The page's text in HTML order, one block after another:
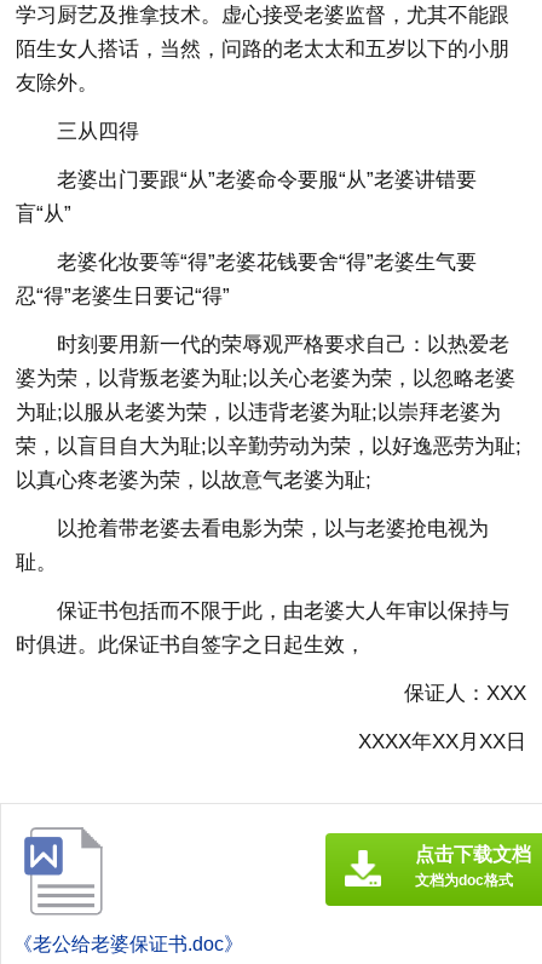
学习厨艺及推拿技术。虚心接受老婆监督，尤其不能跟
陌生女人搭话，当然，问路的老太太和五岁以下的小朋
友除外。
三从四得
老婆出门要跟“从”老婆命令要服“从”老婆讲错要
盲“从”
老婆化妆要等“得”老婆花钱要舍“得”老婆生气要
忍“得”老婆生日要记“得”
时刻要用新一代的荣辱观严格要求自己：以热爱老
婆为荣，以背叛老婆为耻;以关心老婆为荣，以忽略老婆
为耻;以服从老婆为荣，以违背老婆为耻;以崇拜老婆为
荣，以盲目自大为耻;以辛勤劳动为荣，以好逸恶劳为耻;
以真心疼老婆为荣，以故意气老婆为耻;
以抢着带老婆去看电影为荣，以与老婆抢电视为
耻。
保证书包括而不限于此，由老婆大人年审以保持与
时俱进。此保证书自签字之日起生效，
保证人：XXX
XXXX年XX月XX日
《老公给老婆保证书.doc》
点击下载文档
文档为doc格式